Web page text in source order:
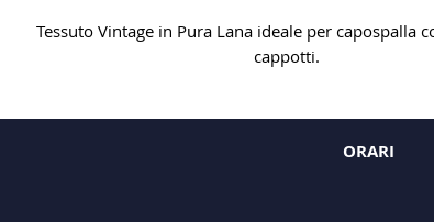
Tessuto Vintage in Pura Lana ideale per capospalla
cappotti.
ORARI